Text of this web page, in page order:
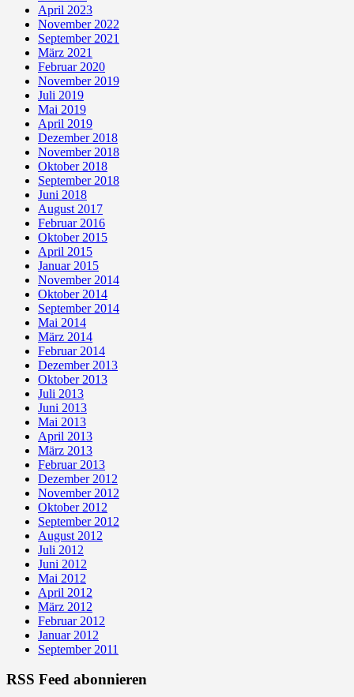
April 2023
November 2022
September 2021
März 2021
Februar 2020
November 2019
Juli 2019
Mai 2019
April 2019
Dezember 2018
November 2018
Oktober 2018
September 2018
Juni 2018
August 2017
Februar 2016
Oktober 2015
April 2015
Januar 2015
November 2014
Oktober 2014
September 2014
Mai 2014
März 2014
Februar 2014
Dezember 2013
Oktober 2013
Juli 2013
Juni 2013
Mai 2013
April 2013
März 2013
Februar 2013
Dezember 2012
November 2012
Oktober 2012
September 2012
August 2012
Juli 2012
Juni 2012
Mai 2012
April 2012
März 2012
Februar 2012
Januar 2012
September 2011
RSS Feed abonnieren